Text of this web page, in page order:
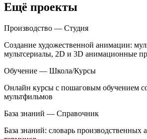
Ещё проекты
Производство — Студия
Создание художественной анимации:
мультсериалы, 2D и 3D анимационные
Обучение — Школа/Курсы
Онлайн курсы с пошаговым обучением
мультфильмов
База знаний — Справочник
База знаний: словарь